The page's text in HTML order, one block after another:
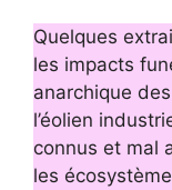
Quelques
les impacts
anarchique
l’éolien
connus et mal
les